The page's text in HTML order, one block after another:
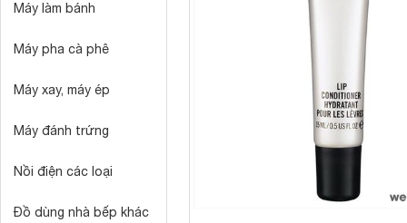
Máy làm bánh
Máy pha cà phê
Máy xay, máy ép
Máy đánh trứng
Nồi điện các loại
Đồ dùng nhà bếp khác